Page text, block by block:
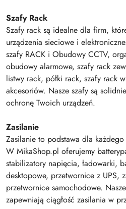
Szafy Rack
Szafy rack są idealne dla firm,
urządzenia sieciowe i
szafy RACK i Obudowy CCTV,
obudowy alarmowe, szafy rack
listwy rack, półki rack, szafy rack
akcesoriów. Nasze szafy są
ochronę Twoich urządzeń.
Zasilanie
Zasilanie to podstawa dla
W MikaShop.pl oferujemy
stabilizatory napięcia, ładowarki,
desktopowe, przetwornice z UPS,
przetwornice samochodowe.
zapewniają ciągłość zasilania w